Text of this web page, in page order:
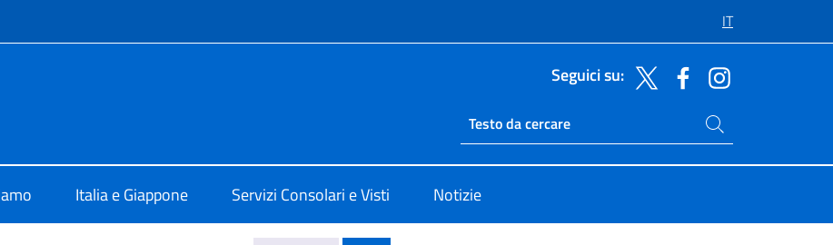
IT
Seguici su:
Ricerca sito live
Cerca nel sito
Italia e Giappone Servizi Consolari e Visti Notizie